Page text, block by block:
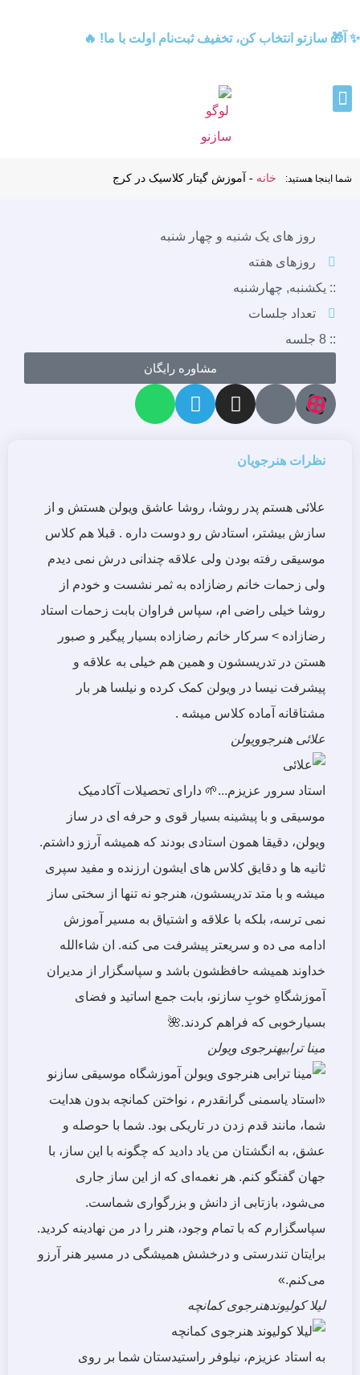
آ🎁 سازتو انتخاب کن، تخفیف ثبت‌نام اولت با ما! 🔥
شما اینجا هستید: خانه- آموزش گیتار کلاسیک در کرج
نظرات هنرجویان
علائی هستم پدر روشا، روشا عاشق ویولن هستش و از
سازش بیشتر، استادش رو دوست داره . قبلا هم کلاس
موسیقی رفته بودن ولی علاقه چندانی درش نمی دیدم
ولی زحمات خانم رضازاده به ثمر نشست و خودم از
روشا خیلی راضی ام، سپاس فراوان بابت زحمات استاد
رضازاده > سرکار خانم رضازاده بسیار پیگیر و صبور
هستن در تدریسشون و همین هم خیلی به علاقه و
پیشرفت نیسا در ویولن کمک کرده و نیلسا هر بار
مشتاقانه آماده کلاس میشه .
علائیهنرجوویولن
استاد سرور عزیزم...🌱 دارای تحصیلات آکادمیک
موسیقی و با پیشینه بسیار قوی و حرفه ای در ساز
ویولن، دقیقا همون استادی بودند که همیشه آرزو داشتم.
ثانیه ها و دقایق کلاس های ایشون ارزنده و مفید سپری
میشه و با متد تدریسشون، هنرجو نه تنها از سختی ساز
نمی ترسه، بلکه با علاقه و اشتیاق به مسیر آموزش
ادامه می ده و سریعتر پیشرفت می کنه. ان شاءالله
خداوند همیشه حافظشون باشد و سپاسگزار از مدیران
آموزشگاهِ خوبِ سازنو، بابت جمع اساتید و فضای
بسیارخوبی که فراهم کردند.🌺
مینا ترابیهنرجوی ویولن
«استاد یاسمنی گرانقدرم ، نواختن کمانچه بدون هدایت
شما، مانند قدم زدن در تاریکی بود. شما با حوصله و
عشق، به انگشتان من یاد دادید که چگونه با این ساز، با
جهان گفتگو کنم. هر نغمه‌ای که از این ساز جاری
می‌شود، بازتابی از دانش و بزرگواری شماست.
سپاسگزارم که با تمام وجود، هنر را در من نهادینه کردید.
برایتان تندرستی و درخشش همیشگی در مسیر هنر آرزو
می‌کنم.»
لیلا کولیوندهنرجوی کمانچه
به استاد عزیزم، نیلوفر راستیدستان شما بر روی
روز های یک شنبه و چهار شنبه
روزهای هفته
:: یکشنبه, چهارشنبه
تعداد جلسات
:: 8 جلسه
مشاوره رایگان